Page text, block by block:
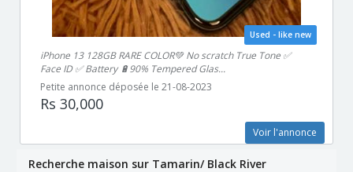
Used - like new
iPhone 13 128GB RARE COLOR💚 No scratch True Tone ✅
Face ID ✅ Battery 🔋90% Tempered Glas...
Petite annonce déposée le 21-08-2023
Rs 30,000
Voir l'annonce
Recherche maison sur Tamarin/ Black River